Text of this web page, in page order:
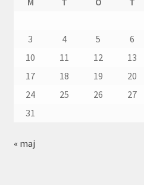
3
4 5 6
10
11 12 13
17
18 19 20
24
25 26 27
31
« maj